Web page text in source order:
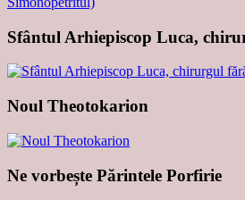
Sfântul Arhiepiscop Luca,
Noul Theotokarion
Ne vorbește Părintele Porfirie